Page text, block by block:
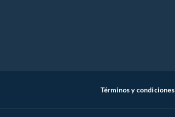
Términos y condiciones